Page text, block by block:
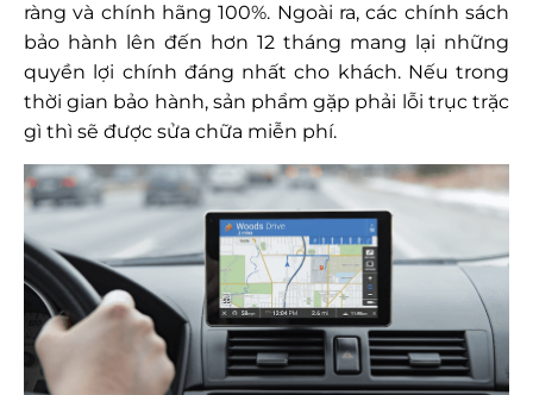
ràng và chính hãng 100%. Ngoài ra, các chính sách
bảo hành lên đến hơn 12 tháng mang lại những
quyền lợi chính đáng nhất cho khách. Nếu trong
thời gian bảo hành, sản phẩm gặp phải lỗi trục trặc
gì thì sẽ được sửa chữa miễn phí.